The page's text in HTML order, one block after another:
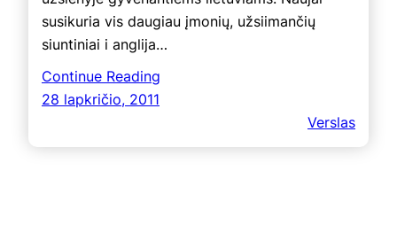
susikuria vis daugiau įmonių, užsiimančių
siuntiniai i anglija…
Continue Reading
28 lapkričio, 2011
Verslas